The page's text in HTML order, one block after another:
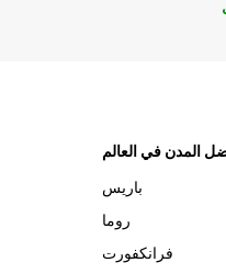
المدن في العالم
باريس
روما
فرانكفورت